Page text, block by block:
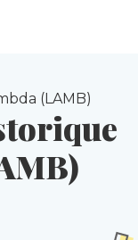
(LAMB)